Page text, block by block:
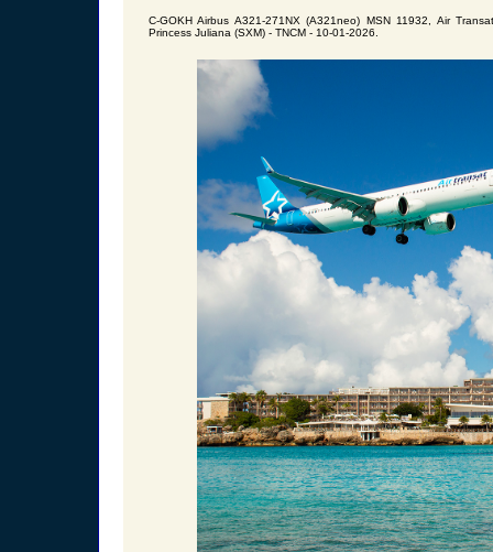
C-GOKH Airbus A321-271NX (A321neo) MSN 11932, Air
Princess Juliana (SXM) - TNCM - 10-01-2026.